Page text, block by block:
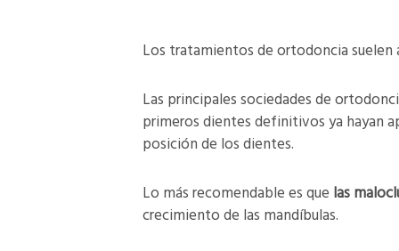
Los tratamientos de ortodoncia suelen
Las principales sociedades de
primeros dientes definitivos ya hayan
posición de los dientes.
Lo más recomendable es que las
crecimiento de las mandíbulas.